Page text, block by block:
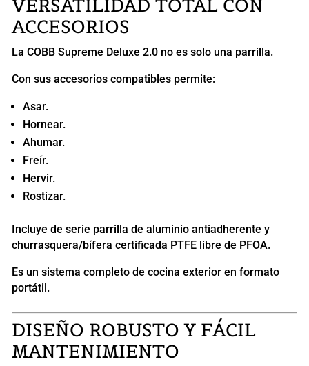
VERSATILIDAD TOTAL CON
ACCESORIOS
La COBB Supreme Deluxe 2.0 no es solo una parrilla.
Con sus accesorios compatibles permite:
Asar.
Hornear.
Ahumar.
Freír.
Hervir.
Rostizar.
Incluye de serie parrilla de aluminio antiadherente y
churrasquera/bífera certificada PTFE libre de PFOA.
Es un sistema completo de cocina exterior en formato
portátil.
DISEÑO ROBUSTO Y FÁCIL
MANTENIMIENTO